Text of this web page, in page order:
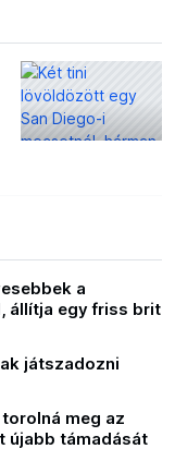
a
állítja egy friss brit
játszadozni
meg az
újabb támadását